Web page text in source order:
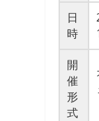
日
時
開
催
形
式